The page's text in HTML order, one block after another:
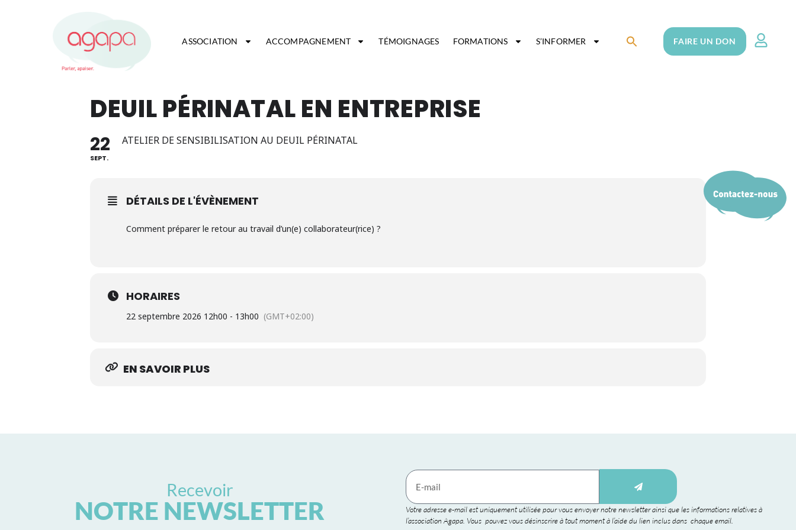
ASSOCIATION ACCOMPAGNEMENT TÉMOIGNAGES FORMATIONS S’INFORMER
Search
Search Button
FAIRE UN DON
DEUIL PÉRINATAL EN ENTREPRISE
22
SEPT.
ATELIER DE SENSIBILISATION AU DEUIL PÉRINATAL
DÉTAILS DE L'ÉVÈNEMENT
Comment préparer le retour au travail d’un(e) collaborateur(rice) ?
HORAIRES
22 septembre 2026 12h00 - 13h00 (GMT+02:00)
EN SAVOIR PLUS
Recevoir
NOTRE NEWSLETTER
Votre adresse e-mail est uniquement utilisée pour vous envoyer notre newsletter ainsi que les informations relatives à
l’association Agapa. Vous pouvez vous désinscrire à tout moment à l’aide du lien inclus dans chaque email.